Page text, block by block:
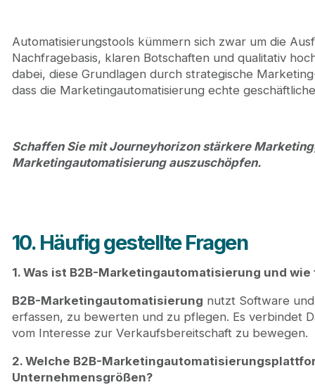
Automatisierungstools kümmern sich zwar um die
Nachfragebasis, klaren Botschaften und qualitativ
dabei, diese Grundlagen durch strategische
dass die Marketingautomatisierung echte
Schaffen Sie mit Journeyhorizon stärkere
Marketingautomatisierung auszuschöpfen.
10. Häufig gestellte Fragen
1. Was ist B2B-Marketingautomatisierung und
B2B-Marketingautomatisierung nutzt Software
erfassen, zu bewerten und zu pflegen. Es verbindet
vom Interesse zur Verkaufsbereitschaft zu bewegen.
2. Welche B2B-
Unternehmensgrößen?